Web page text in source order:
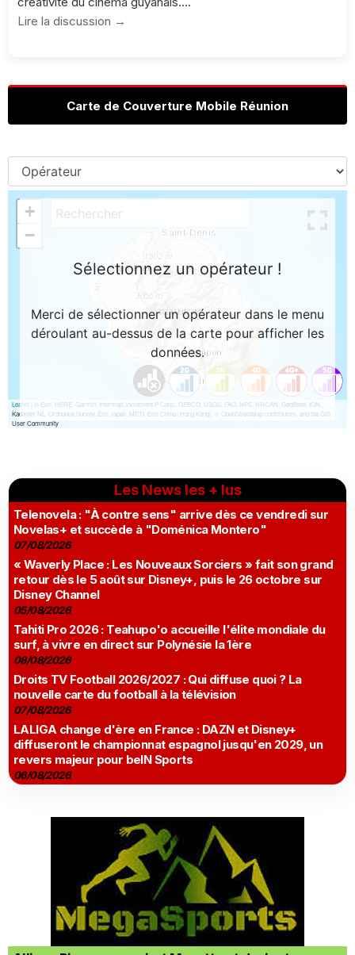
Lire la discussion →
Carte de Couverture Mobile Réunion
Les News les + lus
Telenovela : "À contre sens" arrive dès ce vendredi sur
Novelas+ et succède à "Doménica Montero"
07/08/2026
« Waverly Place : Les Nouveaux Sorciers » fait son grand
retour dès le 5 août sur Disney+, puis le 26 octobre sur
Disney Channel
05/08/2026
Tahiti Pro 2026 : Teahupo'o accueille l'élite mondiale du
surf, à vivre en direct sur Polynésie la 1ère
08/08/2026
Droits TV Football 2026/2027 : Qui diffuse quoi ? La
nouvelle carte du football à la télévision
07/08/2026
LALIGA change d'ère en France : DAZN et Disney+
diffuseront le championnat espagnol jusqu'en 2029, un
revers majeur pour beIN Sports
06/08/2026